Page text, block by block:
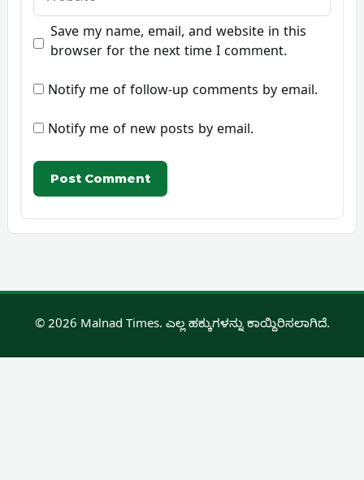
Save my name, email, and website in this
browser for the next time I comment.
Notify me of follow-up comments by email.
Notify me of new posts by email.
© 2026 Malnad Times. ಎಲ್ಲ ಹಕ್ಕುಗಳನ್ನು ಕಾಯ್ದಿರಿಸಲಾಗಿದೆ.